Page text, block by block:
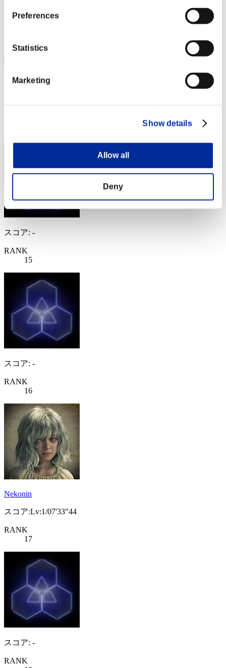
Preferences
Statistics
Marketing
Show details
Allow all
Deny
Lu-yun
スコア: -
RANK
15
スコア: -
RANK
16
Nekonin
スコア:Lv:1/07'33"44
RANK
17
スコア: -
RANK